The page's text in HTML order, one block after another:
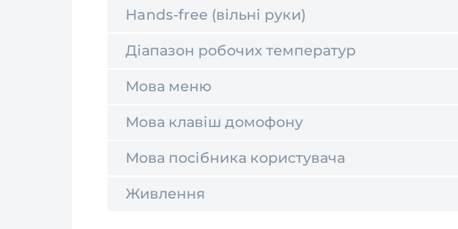
Hands-free (вільні руки)
Діапазон робочих температур
Мова меню
Мова клавіш домофону
Мова посібника користувача
Живлення